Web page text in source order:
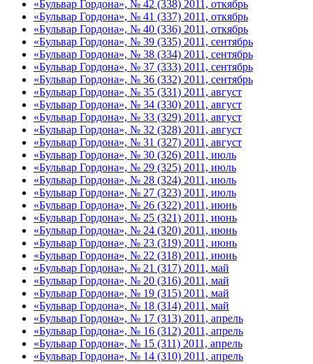
«Бульвар Гордона», № 42 (338) 2011, откябрь
«Бульвар Гордона», № 41 (337) 2011, откябрь
«Бульвар Гордона», № 40 (336) 2011, откябрь
«Бульвар Гордона», № 39 (335) 2011, сентябрь
«Бульвар Гордона», № 38 (334) 2011, сентябрь
«Бульвар Гордона», № 37 (333) 2011, сентябрь
«Бульвар Гордона», № 36 (332) 2011, сентябрь
«Бульвар Гордона», № 35 (331) 2011, август
«Бульвар Гордона», № 34 (330) 2011, август
«Бульвар Гордона», № 33 (329) 2011, август
«Бульвар Гордона», № 32 (328) 2011, август
«Бульвар Гордона», № 31 (327) 2011, август
«Бульвар Гордона», № 30 (326) 2011, июль
«Бульвар Гордона», № 29 (325) 2011, июль
«Бульвар Гордона», № 28 (324) 2011, июль
«Бульвар Гордона», № 27 (323) 2011, июль
«Бульвар Гордона», № 26 (322) 2011, июнь
«Бульвар Гордона», № 25 (321) 2011, июнь
«Бульвар Гордона», № 24 (320) 2011, июнь
«Бульвар Гордона», № 23 (319) 2011, июнь
«Бульвар Гордона», № 22 (318) 2011, июнь
«Бульвар Гордона», № 21 (317) 2011, май
«Бульвар Гордона», № 20 (316) 2011, май
«Бульвар Гордона», № 19 (315) 2011, май
«Бульвар Гордона», № 18 (314) 2011, май
«Бульвар Гордона», № 17 (313) 2011, апрель
«Бульвар Гордона», № 16 (312) 2011, апрель
«Бульвар Гордона», № 15 (311) 2011, апрель
«Бульвар Гордона», № 14 (310) 2011, апрель